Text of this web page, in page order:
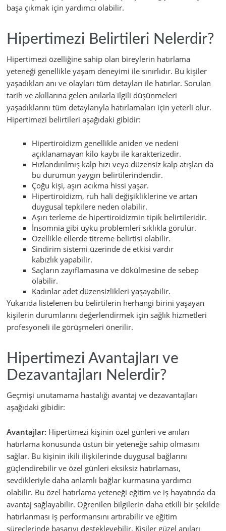
başa çıkmak için yardımcı olabilir.
Hipertimezi Belirtileri Nelerdir?
Hipertimezi özelliğine sahip olan bireylerin hatırlama
yeteneği genellikle yaşam deneyimi ile sınırlıdır. Bu kişiler
yaşadıkları anı ve olayları tüm detayları ile hatırlar. Sorulan
tarih ve akıllarına gelen anılarla ilgili düşünmeleri
yaşadıklarını tüm detaylarıyla hatırlamaları için yeterli olur.
Hipertimezi belirtileri aşağıdaki gibidir:
Hipertiroidizm genellikle aniden ve nedeni
açıklanamayan kilo kaybı ile karakterizedir.
Hızlandırılmış kalp hızı veya düzensiz kalp atışları da
bu durumun yaygın belirtilerindendir.
Çoğu kişi, aşırı acıkma hissi yaşar.
Hipertiroidizm, ruh hali değişikliklerine ve artan
duygusal tepkilere neden olabilir.
Aşırı terleme de hipertiroidizmin tipik belirtileridir.
İnsomnia gibi uyku problemleri sıklıkla görülür.
Özellikle ellerde titreme belirtisi olabilir.
Sindirim sistemi üzerinde de etkisi vardır
kabızlık yapabilir.
Saçların zayıflamasına ve dökülmesine de sebep
olabilir.
Kadınlar adet düzensizlikleri yaşayabilir.
Yukarıda listelenen bu belirtilerin herhangi birini yaşayan
kişilerin durumlarını değerlendirmek için sağlık hizmetleri
profesyoneli ile görüşmeleri önerilir.
Hipertimezi Avantajları ve
Dezavantajları Nelerdir?
Geçmişi unutamama hastalığı avantaj ve dezavantajları
aşağıdaki gibidir:
Avantajlar: Hipertimezi kişinin özel günleri ve anıları
hatırlama konusunda üstün bir yeteneğe sahip olmasını
sağlar. Bu kişinin ikili ilişkilerinde duygusal bağlarını
güçlendirebilir ve özel günleri eksiksiz hatırlaması,
sevdikleriyle daha anlamlı bağlar kurmasına yardımcı
olabilir. Bu özel hatırlama yeteneği eğitim ve iş hayatında da
avantaj sağlayabilir. Öğrenilen bilgilerin daha etkili bir şekilde
hatırlanması iş performansını artırabilir ve eğitim
süreçlerinde başarıyı destekleyebilir. Kişiler güzel anıları